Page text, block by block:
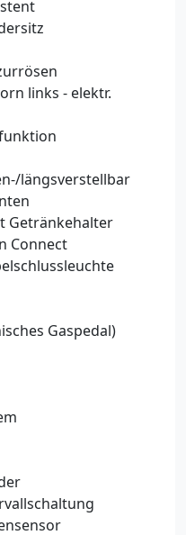
links - elektr.
längsverstellbar
Getränkehalter
Connect
Gaspedal)